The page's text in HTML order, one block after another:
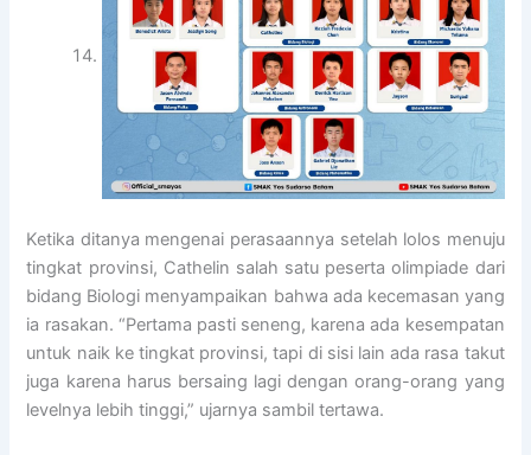
Ketika ditanya mengenai perasaannya setelah lolos menuju
tingkat provinsi, Cathelin salah satu peserta olimpiade dari
bidang Biologi menyampaikan bahwa ada kecemasan yang
ia rasakan. “Pertama pasti seneng, karena ada kesempatan
untuk naik ke tingkat provinsi, tapi di sisi lain ada rasa takut
juga karena harus bersaing lagi dengan orang-orang yang
levelnya lebih tinggi,” ujarnya sambil tertawa.